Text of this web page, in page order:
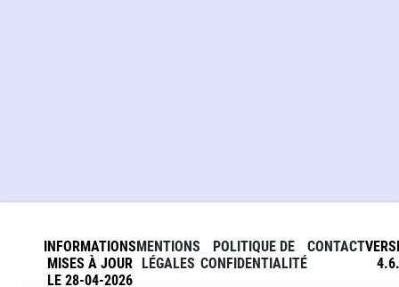
INFORMATIONS
MISES À JOUR
LE 28-04-2026
MENTIONS
LÉGALES
POLITIQUE DE
CONFIDENTIALITÉ
CONTACT